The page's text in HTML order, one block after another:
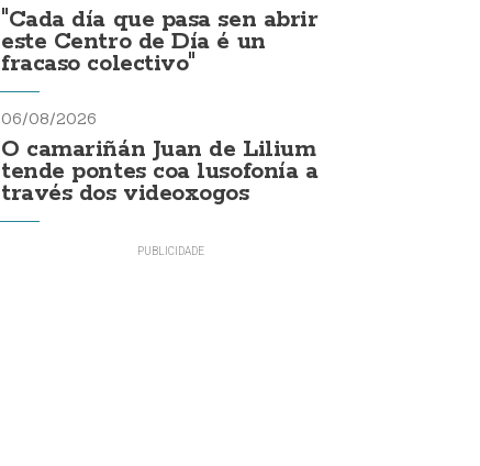
"Cada día que pasa sen abrir
este Centro de Día é un
fracaso colectivo"
06/08/2026
O camariñán Juan de Lilium
tende pontes coa lusofonía a
través dos videoxogos